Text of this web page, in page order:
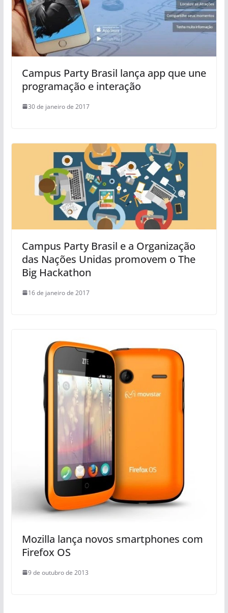
Campus Party Brasil lança app que une
programação e interação
30 de janeiro de 2017
Campus Party Brasil e a Organização
das Nações Unidas promovem o The
Big Hackathon
16 de janeiro de 2017
Mozilla lança novos smartphones com
Firefox OS
9 de outubro de 2013